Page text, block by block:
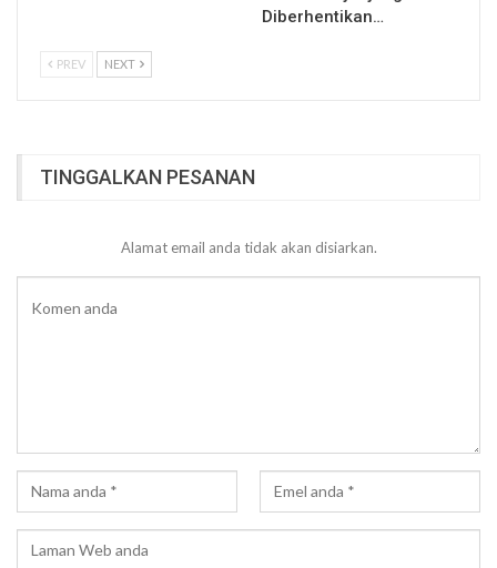
Diberhentikan…
PREV NEXT
TINGGALKAN PESANAN
Alamat email anda tidak akan disiarkan.